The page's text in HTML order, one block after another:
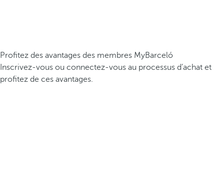
Profitez des avantages des membres MyBarceló
Inscrivez-vous ou connectez-vous au processus d’achat et
profitez de ces avantages.